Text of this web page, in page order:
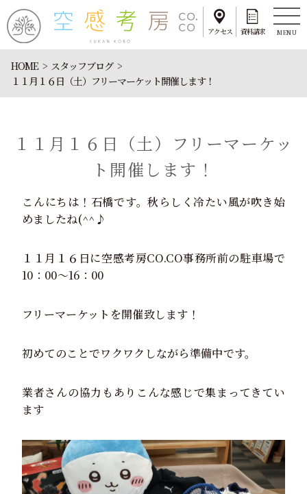
アクセス 資料請求 MENU
HOME
スタッフブログ
１１月１６日（土）フリーマーケット開催します！
１１月１６日（土）フリーマーケッ
ト開催します！
こんにちは！石橋です。秋らしく冷たい風が吹き始
めましたね(^^♪
１１月１６日に空感考房CO.CO事務所前の駐車場で
10：00～16：00
フリーマーケットを開催致します！
初めてのことでワクワクしながら準備中です。
業者さんの協力もありこんな感じで集まってきてい
ます